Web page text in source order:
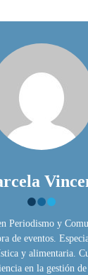
Periodismo y
de eventos.
y alimentaria.
en la gestión